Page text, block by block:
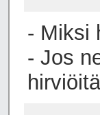
- Miksi
- Jos